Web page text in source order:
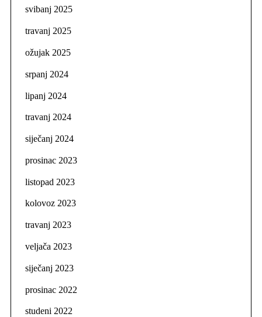
svibanj 2025
travanj 2025
ožujak 2025
srpanj 2024
lipanj 2024
travanj 2024
siječanj 2024
prosinac 2023
listopad 2023
kolovoz 2023
travanj 2023
veljača 2023
siječanj 2023
prosinac 2022
studeni 2022